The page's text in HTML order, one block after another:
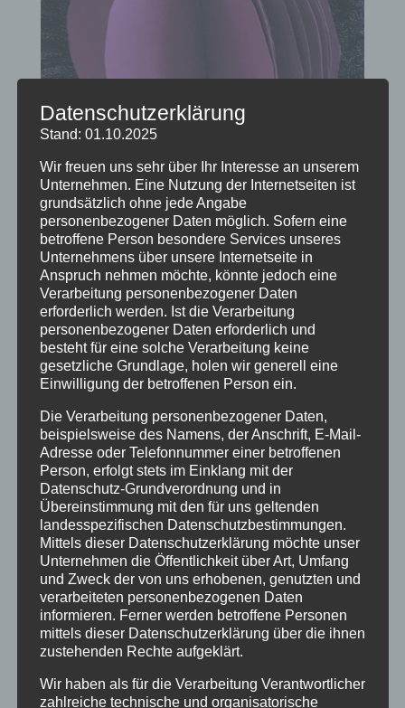
Es entstanden wunderschöne Dekorationsstücke,
praktische Vogelhäuschen, Stifthalter, Lampen für
Teelichter, veredelte Kleidungsstücke,
Geschenktüten, Papiermülleimer und Pflanzschalen.
Jedes Projekt war einzigartig und spiegelte die
individuellen Ideen und Fähigkeiten der
Teilnehmerinnen und Teilnehmer wider. Die
Projektwoche “Mehr-Wert” war nicht nur eine
Gelegenheit, unsere Kreativität zu entfalten, sondern
auch ein wichtiger Schritt in Richtung einer
nachhaltigen Zukunft. Wir haben gelernt, dass jeder
von uns einen Beitrag leisten kann, indem wir Dinge
wiederverwenden und ihnen einen neuen
Nutzen geben.
Datenschutzerklärung
Stand: 01.10.2025
Wir freuen uns sehr über Ihr Interesse an unserem
Unternehmen. Eine Nutzung der Internetseiten ist
grundsätzlich ohne jede Angabe
personenbezogener Daten möglich. Sofern eine
betroffene Person besondere Services unseres
Unternehmens über unsere Internetseite in
Anspruch nehmen möchte, könnte jedoch eine
Verarbeitung personenbezogener Daten
erforderlich werden. Ist die Verarbeitung
personenbezogener Daten erforderlich und
besteht für eine solche Verarbeitung keine
gesetzliche Grundlage, holen wir generell eine
Einwilligung der betroffenen Person ein.
Die Verarbeitung personenbezogener Daten,
beispielsweise des Namens, der Anschrift, E-Mail-
Adresse oder Telefonnummer einer betroffenen
Person, erfolgt stets im Einklang mit der
Datenschutz-Grundverordnung und in
Übereinstimmung mit den für uns geltenden
landesspezifischen Datenschutzbestimmungen.
Mittels dieser Datenschutzerklärung möchte unser
Unternehmen die Öffentlichkeit über Art, Umfang
und Zweck der von uns erhobenen, genutzten und
verarbeiteten personenbezogenen Daten
informieren. Ferner werden betroffene Personen
mittels dieser Datenschutzerklärung über die ihnen
zustehenden Rechte aufgeklärt.
Wir haben als für die Verarbeitung Verantwortlicher
zahlreiche technische und organisatorische